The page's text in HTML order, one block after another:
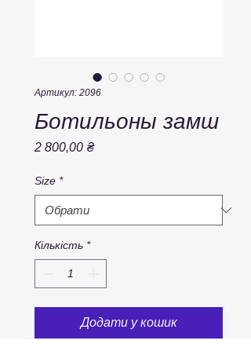
Артикул: 2096
Ботильоны замш
2 800,00 ₴Ціна
Size *
Кількість *
Додати у кошик